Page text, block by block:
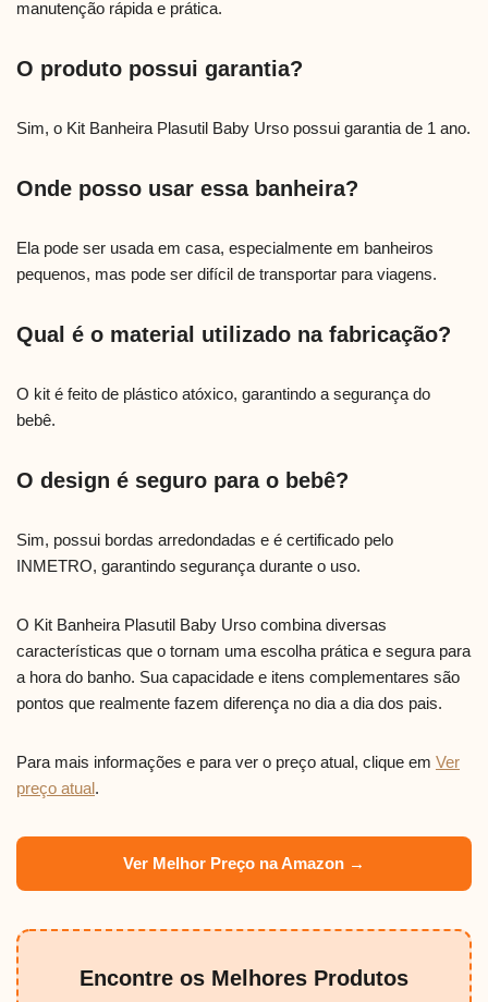
manutenção rápida e prática.
O produto possui garantia?
Sim, o Kit Banheira Plasutil Baby Urso possui garantia de 1 ano.
Onde posso usar essa banheira?
Ela pode ser usada em casa, especialmente em banheiros
pequenos, mas pode ser difícil de transportar para viagens.
Qual é o material utilizado na fabricação?
O kit é feito de plástico atóxico, garantindo a segurança do
bebê.
O design é seguro para o bebê?
Sim, possui bordas arredondadas e é certificado pelo
INMETRO, garantindo segurança durante o uso.
O Kit Banheira Plasutil Baby Urso combina diversas
características que o tornam uma escolha prática e segura para
a hora do banho. Sua capacidade e itens complementares são
pontos que realmente fazem diferença no dia a dia dos pais.
Para mais informações e para ver o preço atual, clique em Ver
preço atual.
Ver Melhor Preço na Amazon →
Encontre os Melhores Produtos